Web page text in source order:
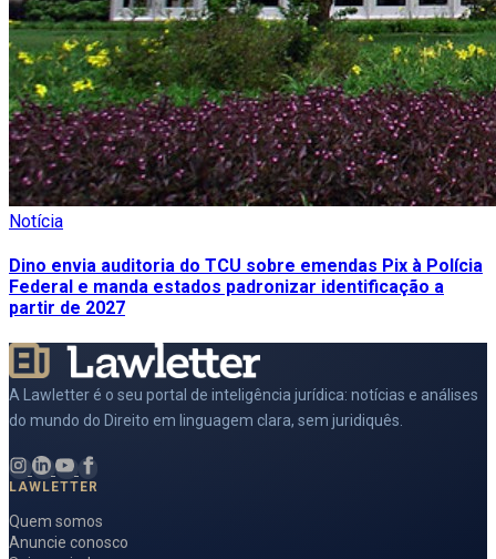
Notícia
Dino envia auditoria do TCU sobre emendas Pix à Polícia
Federal e manda estados padronizar identificação a
partir de 2027
A Lawletter é o seu portal de inteligência jurídica: notícias e análises
do mundo do Direito em linguagem clara, sem juridiquês.
LAWLETTER
Quem somos
Anuncie conosco